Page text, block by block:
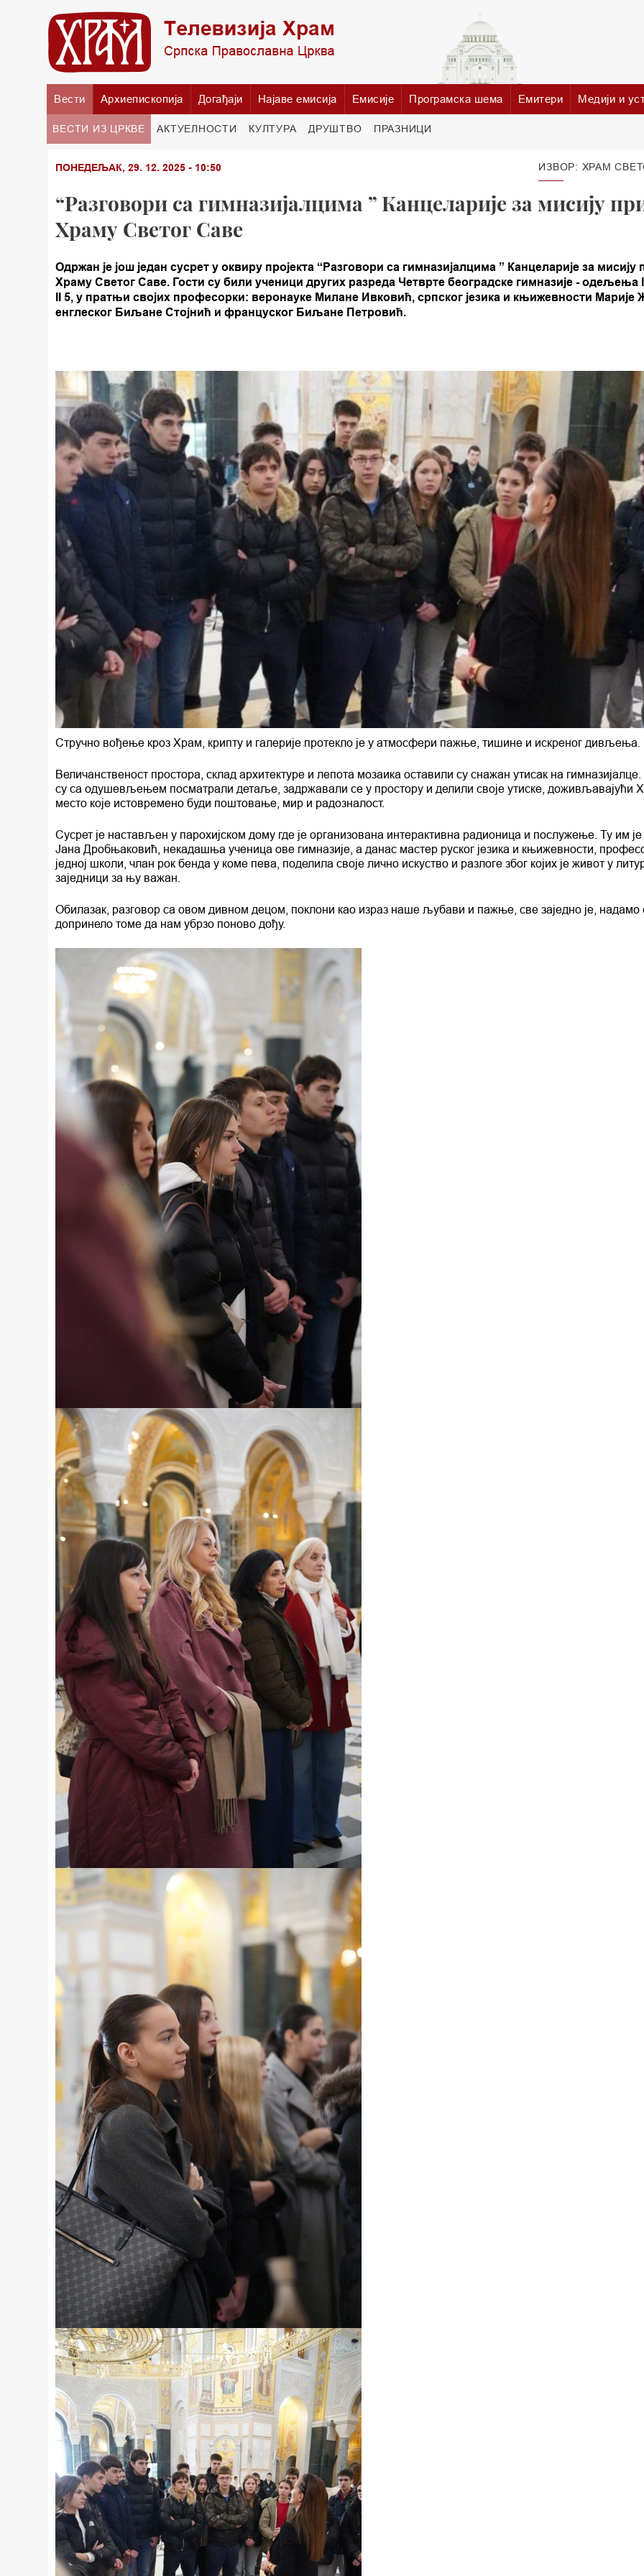
Вести Архиепископија Догађаји Најаве емисија Емисије Програмска шема Емитери Медији и
ВЕСТИ ИЗ ЦРКВЕ АКТУЕЛНОСТИ КУЛТУРА ДРУШТВО ПРАЗНИЦИ
ПОНЕДЕЉАК, 29. 12. 2025 - 10:50 ИЗВОР: ХРАМ
“Разговори са гимназијалцима ” Канцеларије за мисију
Храму Светог Саве
Одржан је још један сусрет у оквиру пројекта “Разговори са гимназијалцима ” Канцеларије за мисију
Храму Светог Саве. Гости су били ученици других разреда Четврте београдске гимназије - одељења
II 5, у пратњи својих професорки: веронауке Милане Ивковић, српског језика и књижевности Марије
енглеског Биљане Стојнић и француског Биљане Петровић.
Стручно вођење кроз Храм, крипту и галерије протекло је у атмосфери пажње, тишине и искреног дивљења.
Величанственост простора, склад архитектуре и лепота мозаика оставили су снажан утисак на
су са одушевљењем посматрали детаље, задржавали се у простору и делили своје утиске, доживљавајући
место које истовремено буди поштовање, мир и радозналост.
Сусрет је настављен у парохијском дому где је организована интерактивна радионица и послужење. Ту им
Јана Дробњаковић, некадашња ученица ове гимназије, а данас мастер руског језика и књижевности,
једној школи, члан рок бенда у коме пева, поделила своје лично искуство и разлоге због којих је живот у
заједници за њу важан.
Обилазак, разговор са овом дивном децом, поклони као израз наше љубави и пажње, све заједно је, надамо
допринело томе да нам убрзо поново дођу.